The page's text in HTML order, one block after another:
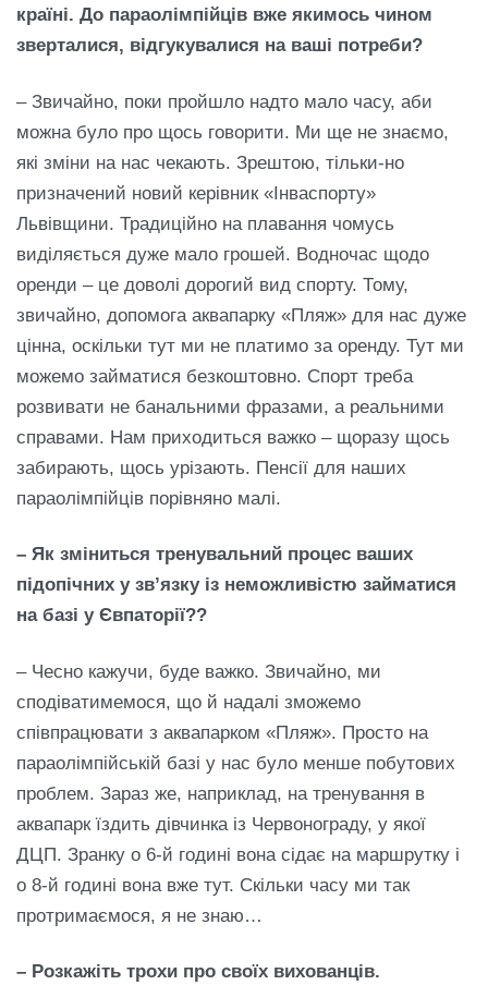
країні. До параолімпійців вже якимось чином
зверталися, відгукувалися на ваші потреби?
– Звичайно, поки пройшло надто мало часу, аби
можна було про щось говорити. Ми ще не знаємо,
які зміни на нас чекають. Зрештою, тільки-но
призначений новий керівник «Інваспорту»
Львівщини. Традиційно на плавання чомусь
виділяється дуже мало грошей. Водночас щодо
оренди – це доволі дорогий вид спорту. Тому,
звичайно, допомога аквапарку «Пляж» для нас дуже
цінна, оскільки тут ми не платимо за оренду. Тут ми
можемо займатися безкоштовно. Спорт треба
розвивати не банальними фразами, а реальними
справами. Нам приходиться важко – щоразу щось
забирають, щось урізають. Пенсії для наших
параолімпійців порівняно малі.
– Як зміниться тренувальний процес ваших
підопічних у зв’язку із неможливістю займатися
на базі у Євпаторії??
– Чесно кажучи, буде важко. Звичайно, ми
сподіватимемося, що й надалі зможемо
співпрацювати з аквапарком «Пляж». Просто на
параолімпійській базі у нас було менше побутових
проблем. Зараз же, наприклад, на тренування в
аквапарк їздить дівчинка із Червонограду, у якої
ДЦП. Зранку о 6-й годині вона сідає на маршрутку і
о 8-й годині вона вже тут. Скільки часу ми так
протримаємося, я не знаю…
– Розкажіть трохи про своїх вихованців.